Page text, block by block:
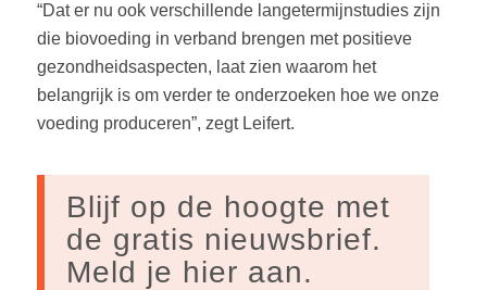
“Dat er nu ook verschillende langetermijnstudies zijn
die biovoeding in verband brengen met positieve
gezondheidsaspecten, laat zien waarom het
belangrijk is om verder te onderzoeken hoe we onze
voeding produceren”, zegt Leifert.
Blijf op de hoogte met
de gratis nieuwsbrief.
Meld je hier aan.